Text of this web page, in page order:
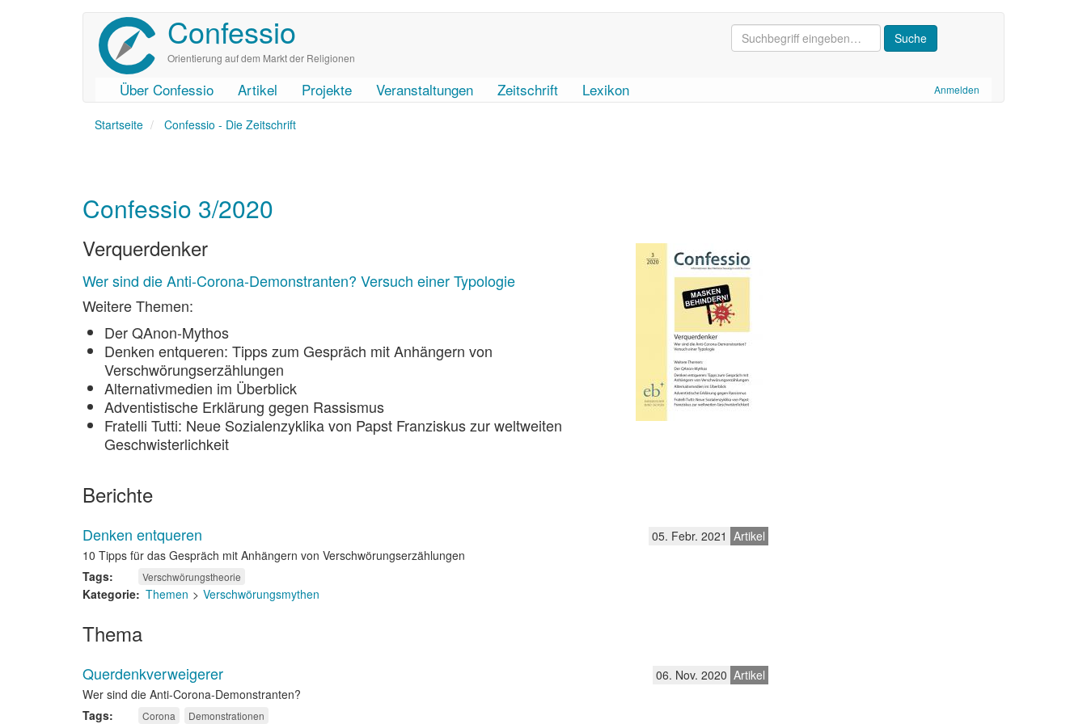
Confessio
Orientierung auf dem Markt der Religionen
User
account
Anmelden
Main
navigation
Über Confessio Artikel Projekte Veranstaltungen Zeitschrift Lexikon
Startseite Confessio - Die Zeitschrift
Confessio 3/2020
Verquerdenker
Wer sind die Anti-Corona-Demonstranten? Versuch einer Typologie
Weitere Themen:
Der QAnon-Mythos
Denken entqueren: Tipps zum Gespräch mit Anhängern von
Verschwörungserzählungen
Alternativmedien im Überblick
Adventistische Erklärung gegen Rassismus
Fratelli Tutti: Neue Sozialenzyklika von Papst Franziskus zur weltweiten
Geschwisterlichkeit
Berichte
Artikel
05. Febr. 2021
Denken entqueren
10 Tipps für das Gespräch mit Anhängern von Verschwörungserzählungen
Tags
Verschwörungstheorie
Kategorie Themen Verschwörungsmythen
Thema
Artikel
06. Nov. 2020
Querdenkverweigerer
Wer sind die Anti-Corona-Demonstranten?
Tags
Corona Demonstrationen